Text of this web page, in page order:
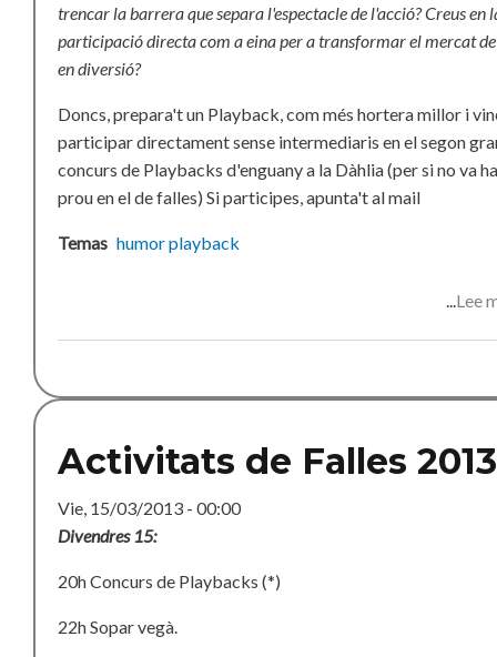
trencar la barrera que separa l'espectacle de l'acció?Creus en
participació directa com a eina per a transformar el mercat
en diversió?
Doncs, prepara't un Playback, com més hortera millor i
participar directament sense intermediaris en el segon
concurs de Playbacks d'enguany a la Dàhlia (per si no va
prou en el de falles) Si participes, apunta't al mail
Temas humorplayback
Lee
Activitats de Falles 2013
Vie, 15/03/2013 - 00:00
Divendres 15:
20h Concurs de Playbacks (*)
22h Sopar vegà.